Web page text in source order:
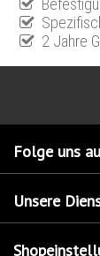
2 Jahre
Folge uns
Unsere